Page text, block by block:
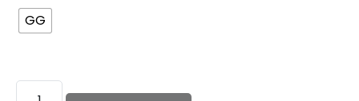
GG
Top